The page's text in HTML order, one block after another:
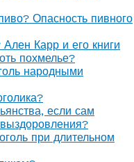
Опасность пивного
Ален Карр и его книги
похмелье?
народными
если сам
при длительном